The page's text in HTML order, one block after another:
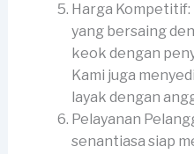
Harga
yang bersaing
keok dengan
Kami juga
layak dengan
Pelayanan
senantiasa siap